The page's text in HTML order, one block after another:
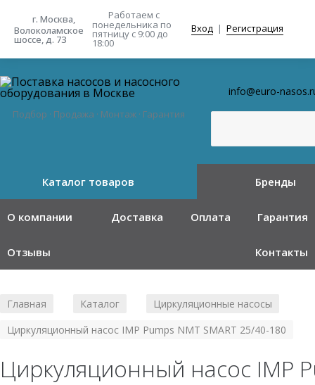
г. Москва,
Волоколамское
шоссе, д. 73
Работаем с
понедельника по
пятницу с 9:00 до
18:00
Вход | Регистрация
Подбор · Продажа · Монтаж · Гарантия
info@euro-
Каталог товаров Бренды
О компании Доставка Оплата Гарантия
Отзывы Контакты
Главная Каталог Циркуляционные насосы
Циркуляционный насос IMP Pumps NMT SMART 25/40-180
Циркуляционный насос IMP